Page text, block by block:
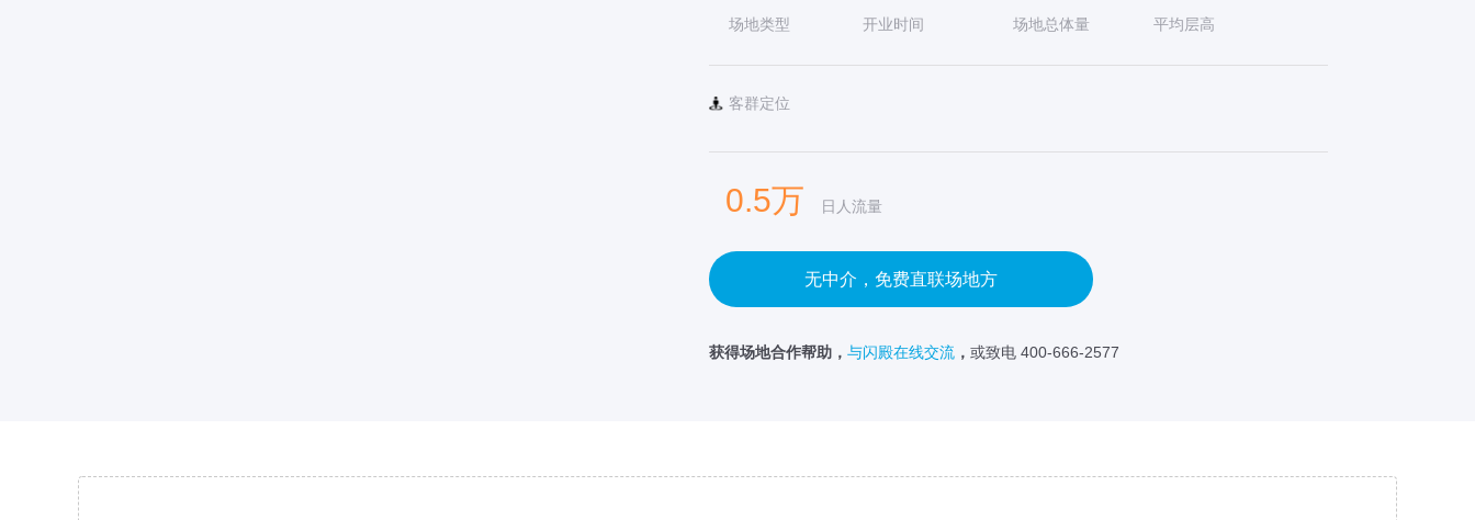
场地类型 开业时间 场地总体量 平均层高
客群定位
0.5万 日人流量
无中介，免费直联场地方
获得场地合作帮助， 与闪殿在线交流 ， 或致电 400-666-2577